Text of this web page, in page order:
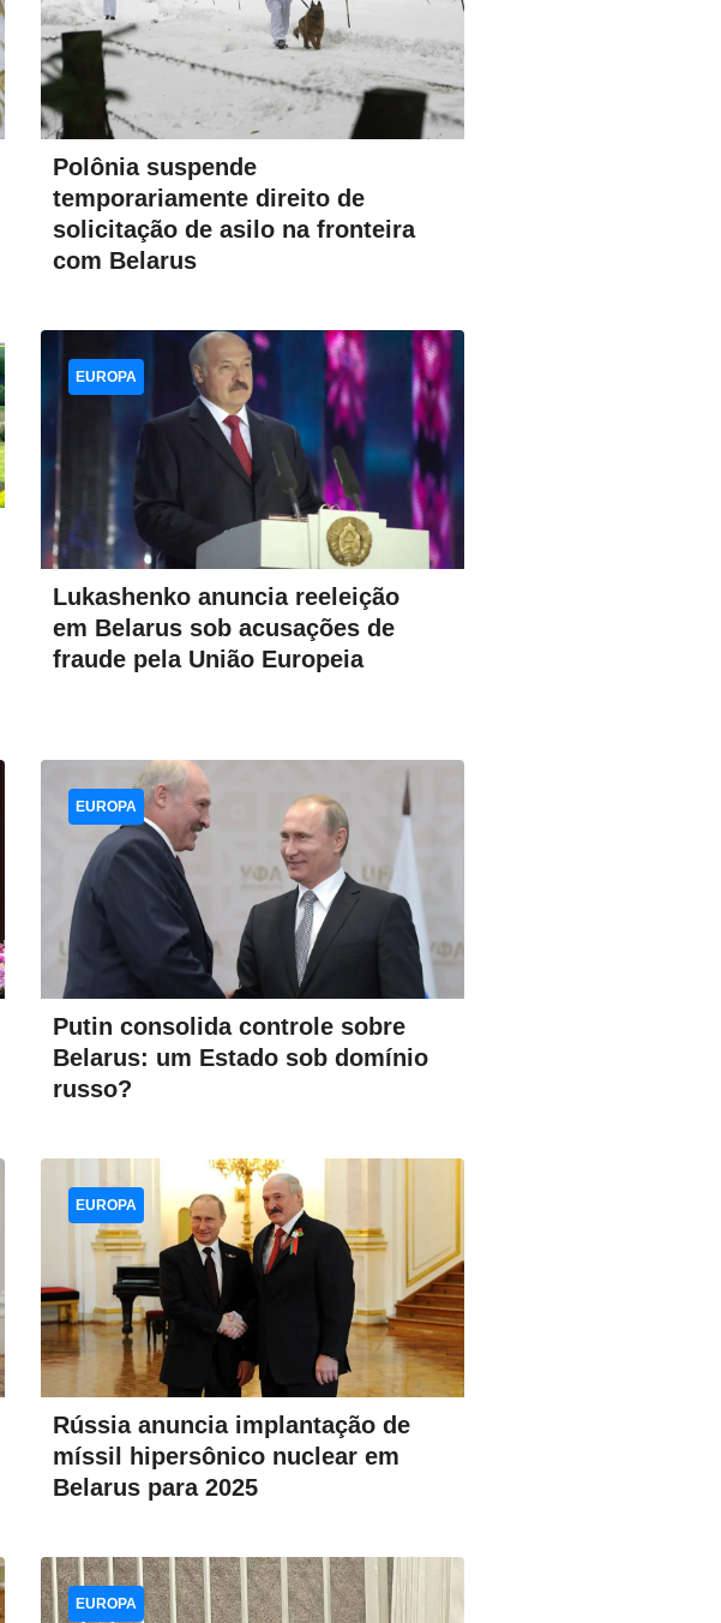
Polônia suspende
temporariamente direito de
solicitação de asilo na fronteira
com Belarus
Lukashenko anuncia reeleição
em Belarus sob acusações de
fraude pela União Europeia
EUROPA
Putin consolida controle sobre
Belarus: um Estado sob domínio
russo?
EUROPA
Rússia anuncia implantação de
míssil hipersônico nuclear em
Belarus para 2025
EUROPA
EUROPA